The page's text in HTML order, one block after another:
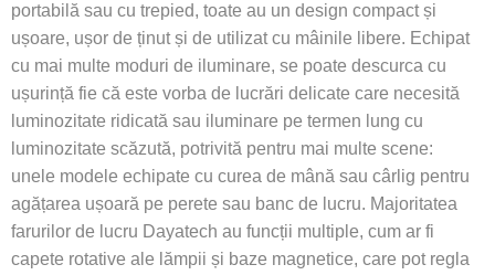
portabilă sau cu trepied, toate au un design compact și
ușoare, ușor de ținut și de utilizat cu mâinile libere. Echipat
cu mai multe moduri de iluminare, se poate descurca cu
ușurință fie că este vorba de lucrări delicate care necesită
luminozitate ridicată sau iluminare pe termen lung cu
luminozitate scăzută, potrivită pentru mai multe scene:
unele modele echipate cu curea de mână sau cârlig pentru
agățarea ușoară pe perete sau banc de lucru. Majoritatea
farurilor de lucru Dayatech au funcții multiple, cum ar fi
capete rotative ale lămpii și baze magnetice, care pot regla